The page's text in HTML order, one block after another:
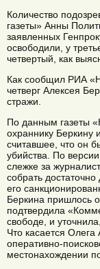
Количество
газеты» Анны
заявленных
освободили, у
четвертый, как
Как сообщил РИА
четверг Алексея
стражи.
По данным газеты
охраннику Беркину
считавшее, что он
убийства. По
слежке за
собрать достаточно
его
Беркина пришлось
подтвердила
свободе, и
Что касается
оперативно-
местонахождении